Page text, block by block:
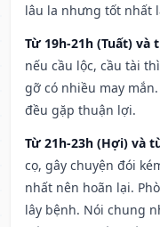
lâu la nhưng tốt nhất
Từ 19h-21h (Tuất) và
nếu cầu lộc, cầu tài
gỡ có nhiều may
đều gặp thuận lợi.
Từ 21h-23h (Hợi) và
cọ, gây chuyện đói
nhất nên hoãn lại.
lây bệnh. Nói chung